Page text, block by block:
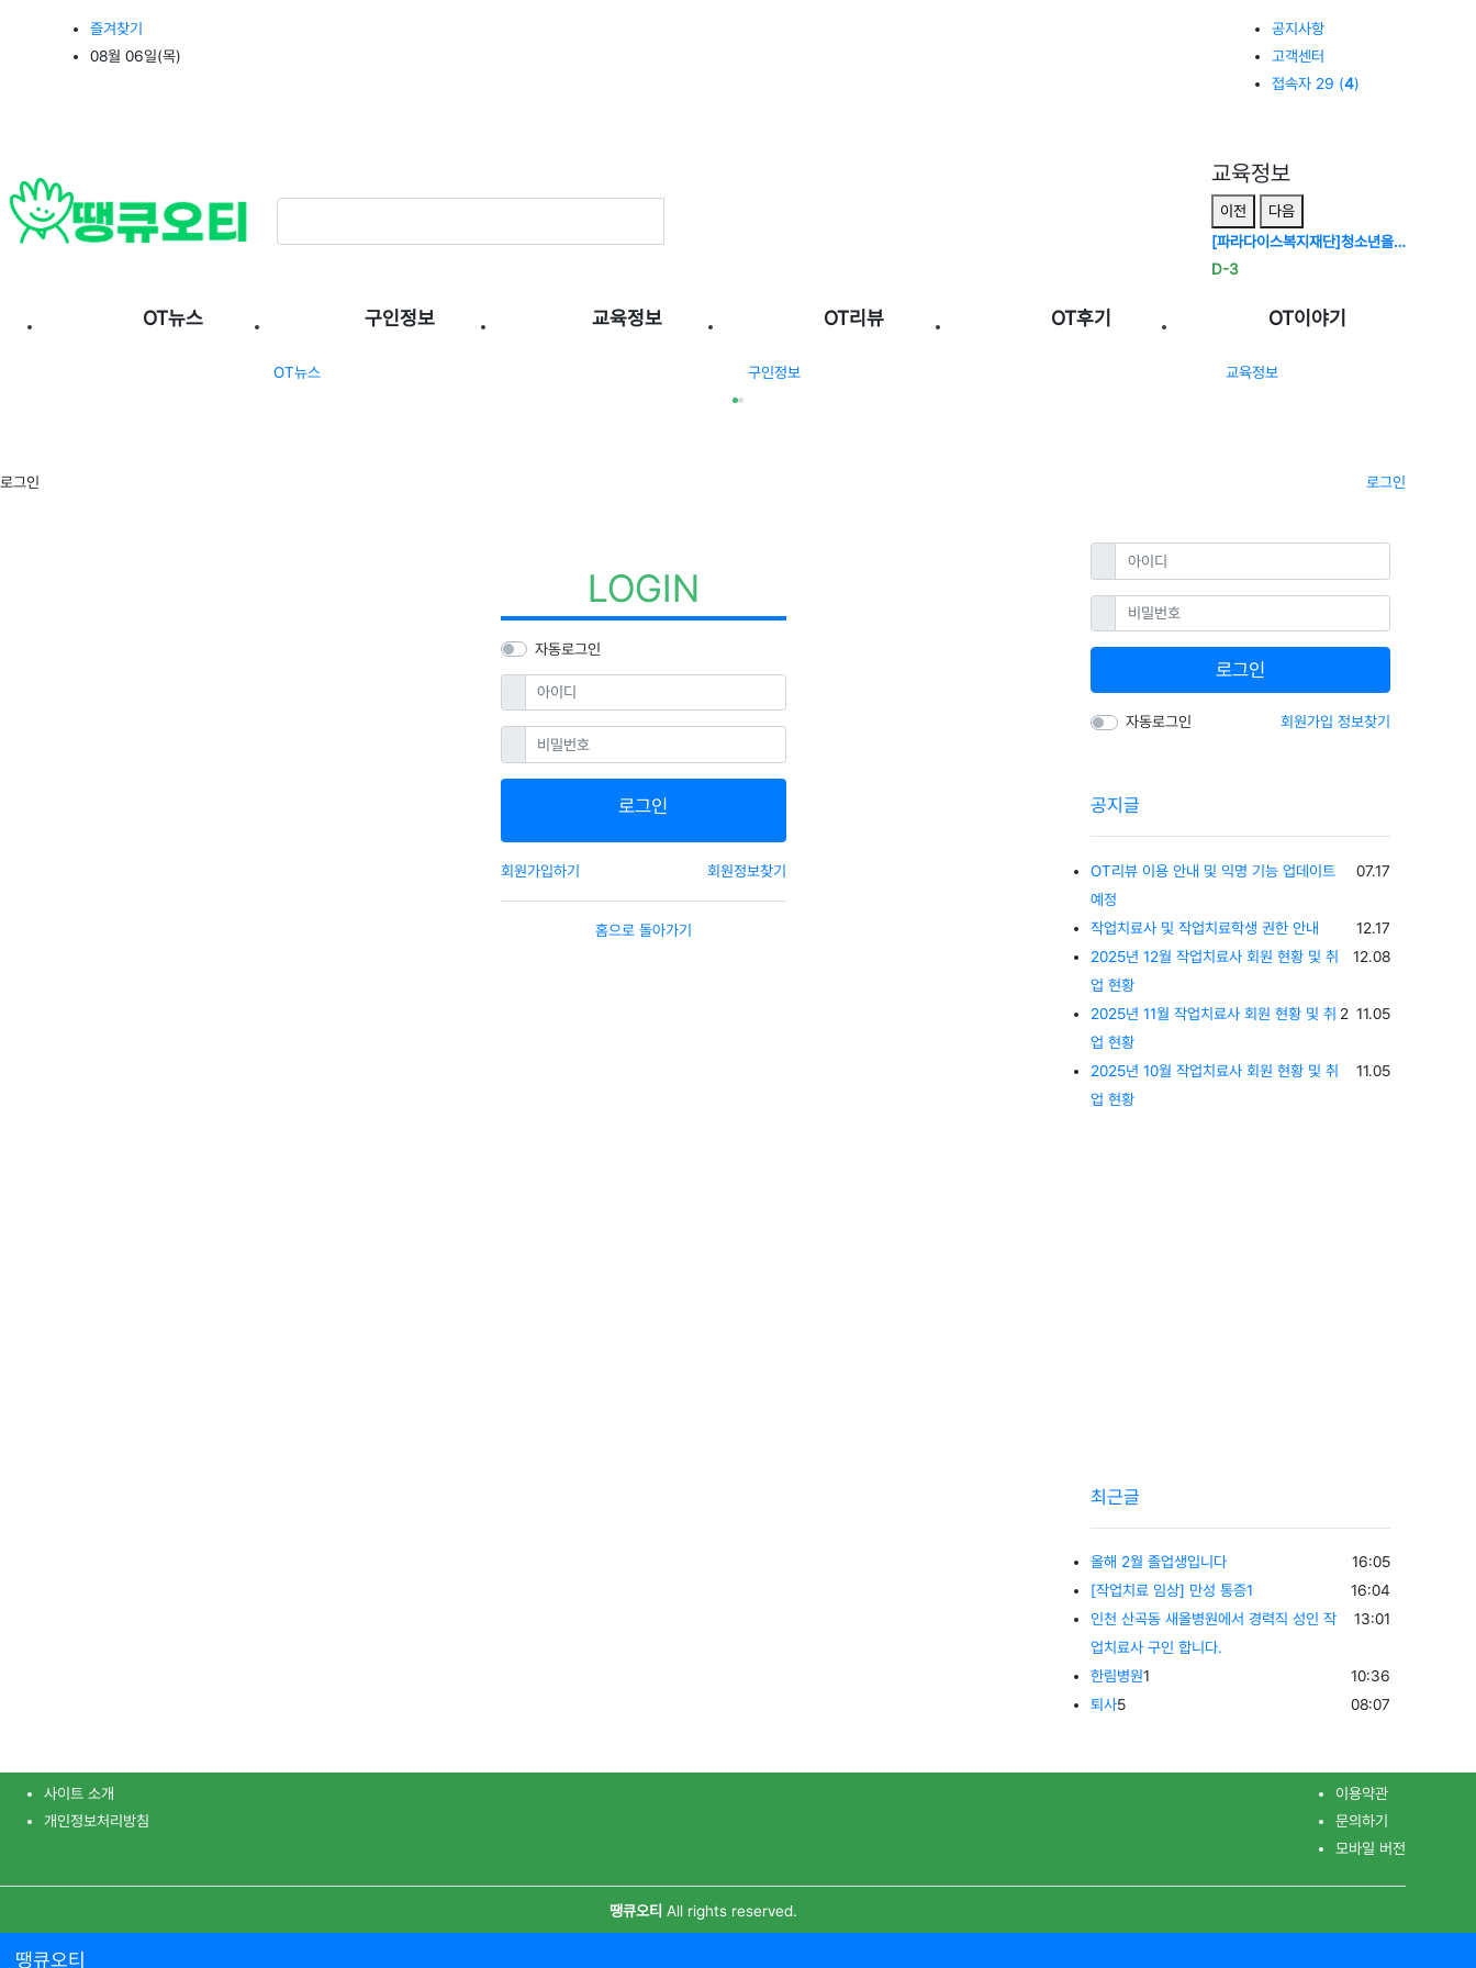
상단 네비즐겨찾기
08월 06일(목)
공지사항
고객센터
접속자 29 (4)
교육정보
이전
다음
[파라다이스복지재단]청소년을…
D-3
OT뉴스 구인정보 교육정보 OT리뷰 OT후기 OT이야기
OT뉴스 구인정보 교육정보
로그인 로그인
LOGIN
자동로그인
아이디필수
비밀번호필수
로그인
회원가입하기 회원정보찾기
홈으로 돌아가기
아이디필수
비밀번호필수
로그인
자동로그인 회원가입 정보찾기
공지글
등록일
07.17
OT리뷰 이용 안내 및 익명 기능 업데이트
예정
등록일
12.17
작업치료사 및 작업치료학생 권한 안내
등록일
12.08
2025년 12월 작업치료사 회원 현황 및 취
업 현황
등록일
11.05
2025년 11월 작업치료사 회원 현황 및 취
업 현황
댓글
2
등록일
11.05
2025년 10월 작업치료사 회원 현황 및 취
업 현황
최근글
등록일
16:05
올해 2월 졸업생입니다
등록일
16:04
[작업치료 임상] 만성 통증1
등록일
13:01
인천 산곡동 새올병원에서 경력직 성인 작
업치료사 구인 합니다.
등록일
10:36
한림병원댓글
1
등록일
08:07
퇴사댓글
5
사이트 소개
개인정보처리방침
이용약관
문의하기
모바일 버전
땡큐오티 All rights reserved.
땡큐오티